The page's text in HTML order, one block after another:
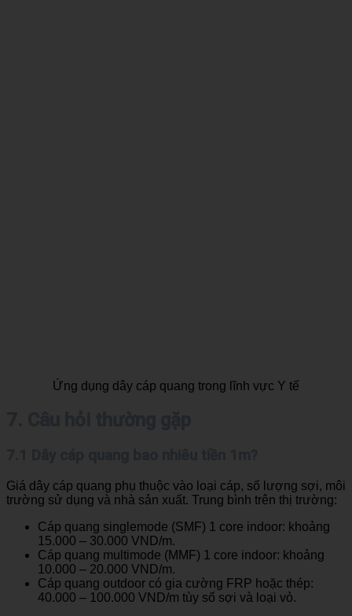
Ứng dụng dây cáp quang trong lĩnh vực Y tế
Giá dây cáp quang phụ thuộc vào loại cáp, số lượng sợi, môi
trường sử dụng và nhà sản xuất. Trung bình trên thị trường:
Cáp quang singlemode (SMF) 1 core indoor: khoảng
15.000 – 30.000 VND/m.
Cáp quang multimode (MMF) 1 core indoor: khoảng
10.000 – 20.000 VND/m.
Cáp quang outdoor có gia cường FRP hoặc thép:
40.000 – 100.000 VND/m tùy số sợi và loại vỏ.